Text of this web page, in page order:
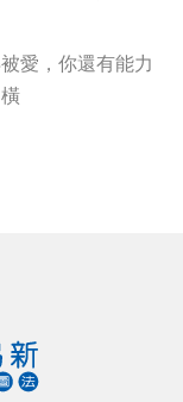
愛，你還有能力